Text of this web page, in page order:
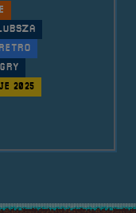
2025
Mobilna